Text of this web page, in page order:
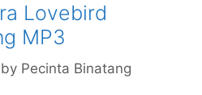
Lovebird
MP3
by Pecinta Binatang